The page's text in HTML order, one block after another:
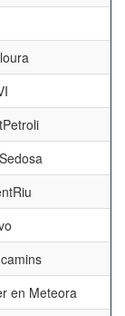
en Meteora